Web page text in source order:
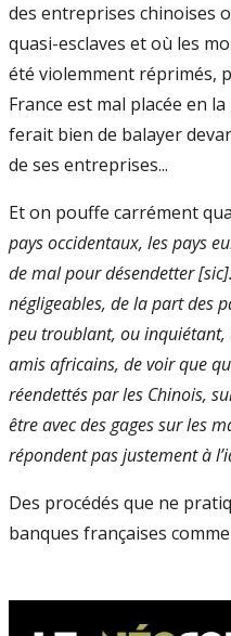
des entreprises chinoises
quasi-esclaves et où les
été violemment réprimés,
France est mal placée en
ferait bien de balayer
de ses entreprises...
Et on pouffe carrément
pays occidentaux, les pays
de mal pour désendetter
négligeables, de la part des
peu troublant, ou
amis africains, de voir que
réendettés par les Chinois,
être avec des gages sur les
répondent pas justement à
Des procédés que ne
banques françaises